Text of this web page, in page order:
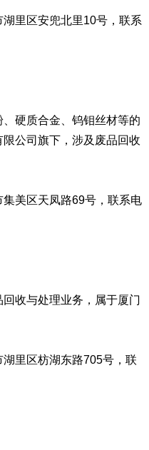
里区安兜北里10号，联系
硬质合金、钨钼丝材等的
公司旗下，涉及废品回收
美区天凤路69号，联系电
收与处理业务，属于厦门
里区枋湖东路705号，联